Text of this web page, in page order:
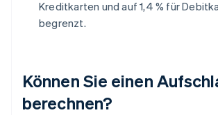
Kreditkarten und auf 1,4 % für
begrenzt.
Können Sie einen
berechnen?